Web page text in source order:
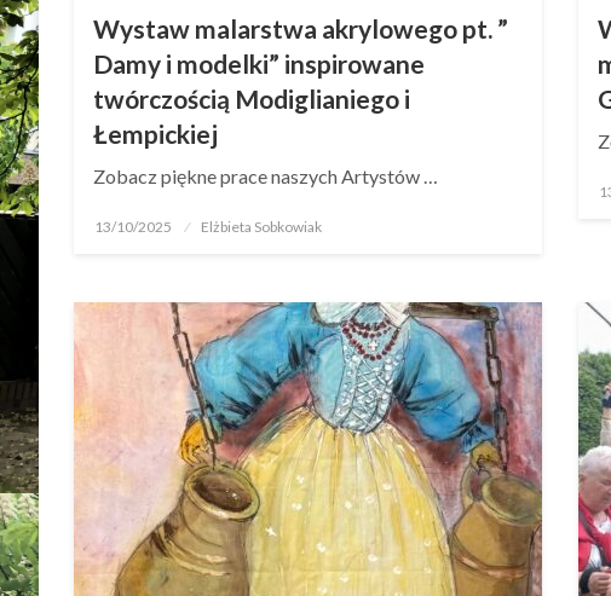
Wystaw malarstwa akrylowego pt. ”
Damy i modelki” inspirowane
twórczością Modiglianiego i
Łempickiej
Zobacz piękne prace naszych Artystów …
13/10/2025 Elżbieta Sobkowiak